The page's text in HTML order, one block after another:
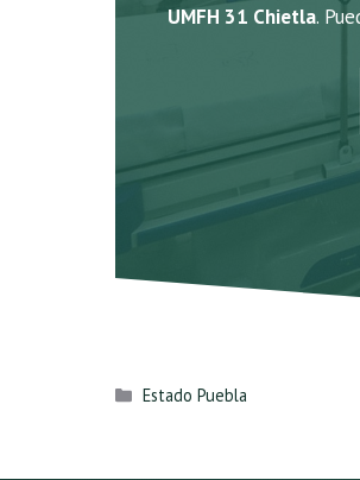
UMFH 31 Chietla.
Categorías
Estado Puebla